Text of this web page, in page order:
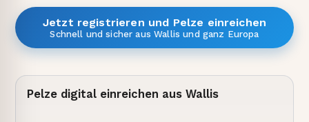
Jetzt registrieren und Pelze einreichen
Schnell und sicher aus Wallis und ganz Europa
Pelze digital einreichen aus Wallis